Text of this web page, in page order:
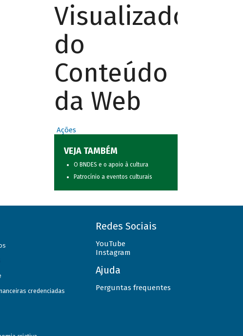
Visualizador
do
Conteúdo
da Web
Ações
VEJA TAMBÉM
O BNDES e o apoio à cultura
Patrocínio a eventos culturais
credenciadas
Redes Sociais
YouTube
Instagram
Ajuda
Perguntas frequentes